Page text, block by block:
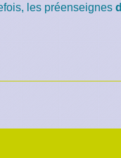
les préenseignes